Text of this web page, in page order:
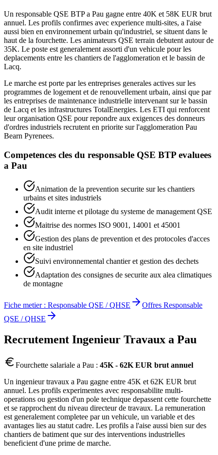
Un responsable QSE BTP a Pau gagne entre 40K et 58K EUR brut
annuel. Les profils confirmes avec experience multi-sites, a l'aise
aussi bien en environnement urbain qu'industriel, se situent dans le
haut de la fourchette. Les animateurs QSE terrain debutent autour de
35K. Le poste est generalement assorti d'un vehicule pour les
deplacements entre les chantiers de l'agglomeration et le bassin de
Lacq.
Le marche est porte par les entreprises generales actives sur les
programmes de logement et de renouvellement urbain, ainsi que par
les entreprises de maintenance industrielle intervenant sur le bassin
de Lacq et les infrastructures TotalEnergies. Les ETI qui renforcent
leur organisation QSE pour repondre aux exigences des donneurs
d'ordres industriels recrutent en priorite sur l'agglomeration Pau
Bearn Pyrenees.
Competences cles du responsable QSE BTP evaluees
a Pau
Animation de la prevention securite sur les chantiers
urbains et sites industriels
Audit interne et pilotage du systeme de management QSE
Maitrise des normes ISO 9001, 14001 et 45001
Gestion des plans de prevention et des protocoles d'acces
en site industriel
Suivi environnemental chantier et gestion des dechets
Adaptation des consignes de securite aux alea climatiques
de montagne
Fiche metier : Responsable QSE / QHSE Offres Responsable
QSE / QHSE
Recrutement Ingenieur Travaux a Pau
Fourchette salariale a Pau : 45K - 62K EUR brut annuel
Un ingenieur travaux a Pau gagne entre 45K et 62K EUR brut
annuel. Les profils experimentes avec responsabilite multi-
operations ou gestion d'un pole technique depassent cette fourchette
et se rapprochent du niveau directeur de travaux. La remuneration
est generalement completee par un vehicule, un variable et des
avantages lies au statut cadre. Les profils a l'aise aussi bien sur des
chantiers de batiment que sur des interventions industrielles
beneficient d'une prime de marche.